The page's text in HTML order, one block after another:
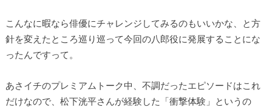
こんなに暇なら俳優にチャレンジしてみるのもいいかな、と方
針を変えたところ巡り巡って今回の八郎役に発展することにな
ったんですって。
あさイチのプレミアムトーク中、不調だったエピソードはこれ
だけなので、松下洸平さんが経験した「衝撃体験」というの